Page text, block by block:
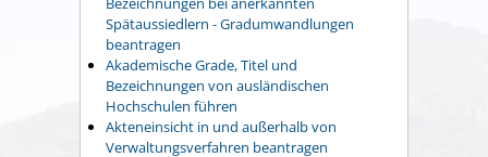
Spätaussiedlern - Gradumwandlungen
beantragen
Akademische Grade, Titel und
Bezeichnungen von ausländischen
Hochschulen führen
Akteneinsicht in und außerhalb von
Verwaltungsverfahren beantragen